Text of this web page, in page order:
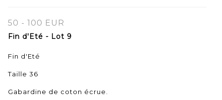
50 - 100 EUR
Fin d'Eté - Lot 9
Fin d'Eté
Taille 36
Gabardine de coton écrue.